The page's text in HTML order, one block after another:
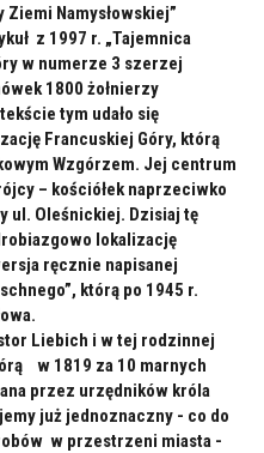
Namysłowskiej”
z 1997 r. „Tajemnica
w numerze 3 szerzej
1800 żołnierzy
tym udało się
Francuskiej Góry, którą
Wzgórzem. Jej centrum
– kościółek naprzeciwko
ul. Oleśnickiej. Dzisiaj tę
lokalizację
ręcznie napisanej
którą po 1945 r.
Liebich i w tej rodzinnej
w 1819 za 10 marnych
przez urzędników króla
już jednoznaczny - co do
w przestrzeni miasta -